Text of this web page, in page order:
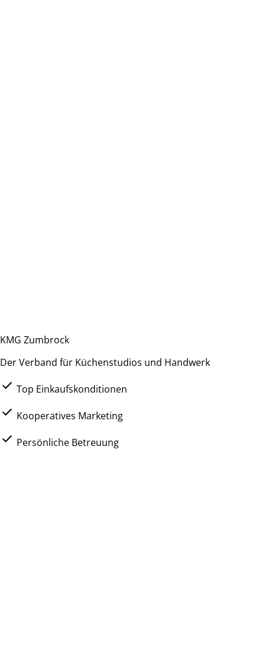
KMG Zumbrock
Der Verband für Küchenstudios und Handwerk
Top Einkaufskonditionen
Kooperatives Marketing
Persönliche Betreuung